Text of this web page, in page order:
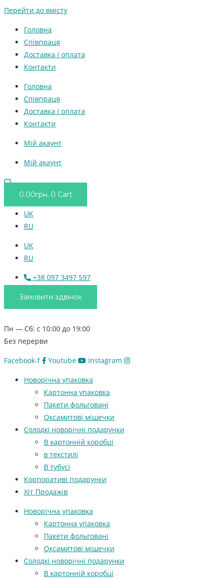
Перейти до вмісту
Головна
Співпраця
Доставка і оплата
Контакти
Головна
Співпраця
Доставка і оплата
Контакти
Мій акаунт
Мій акаунт
0.00грн. 0 Cart
UK
RU
UK
RU
+38 097 3497 597
Замовити здвінок
Пн — Сб: с 10:00 до 19:00
Без перерви
Facebook-f Youtube Instagram
Новорічна упаковка
Картонна упаковка
Пакети фольговані
Оксамитові мішечки
Солодкі новорічні подарунки
В картонній коробці
в текстилі
В тубусі
Корпоративі подарунки
Хіт Продажів
Новорічна упаковка
Картонна упаковка
Пакети фольговані
Оксамитові мішечки
Солодкі новорічні подарунки
В картонній коробці